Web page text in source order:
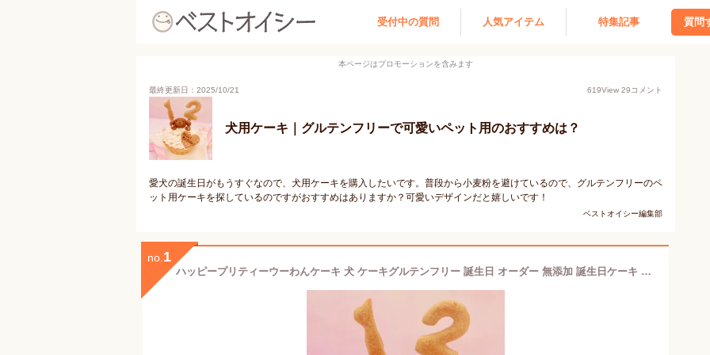
受付中の質問 人気アイテム 特集記事 質問
本ページはプロモーションを含みます
最終更新日：2025/10/21 619View 29コメント
犬用ケーキ｜グルテンフリーで可愛いペット用のおすすめは？
愛犬の誕生日がもうすぐなので、犬用ケーキを購入したいです。普段から小麦粉を避けているので、グルテンフリーのペ
ット用ケーキを探しているのですがおすすめはありますか？可愛いデザインだと嬉しいです！
ベストオイシー編集部
no. 1
ハッピープリティーウーわんケーキ 犬 ケーキグルテンフリー 誕生日 オーダー 無添加 誕生日ケーキ 猫 ケーキ 小型犬 大型犬 愛犬 健康 誕生日 ギフト プレゼント おやつ 小型犬 猫 ギフト お祝い プレゼント さつまいも さつま芋 鶏むね肉 にんじん 生乳100％ ヨーグルト